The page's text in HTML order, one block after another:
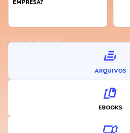
EMPRESA?
ARQUIVOS
EBOOKS